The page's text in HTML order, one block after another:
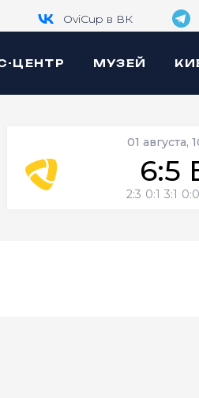
OviCup в ВК
ЦЕНТР МУЗЕЙ
01 августа,
6:5
2:3 0:1 3:1 0:0